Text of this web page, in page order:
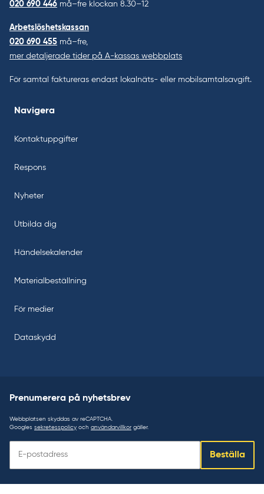
020 690 446 må–fre klockan 8.30–12
Arbetslöshetskassan
020 690 455 må–fre,
mer detaljerade tider på A-kassas webbplats
För samtal faktureras endast lokalnäts- eller mobilsamtalsavgift.
Navigera
Kontaktuppgifter
Respons
Nyheter
Utbilda dig
Händelsekalender
Materialbeställning
För medier
Dataskydd
Prenumerera på nyhetsbrev
Webbplatsen skyddas av reCAPTCHA.
Googles sekretesspolicy och användarvillkor gäller.
Beställa